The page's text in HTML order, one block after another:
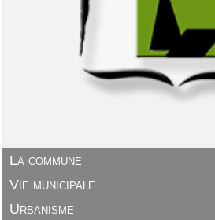
La commune
Vie municipale
Urbanisme